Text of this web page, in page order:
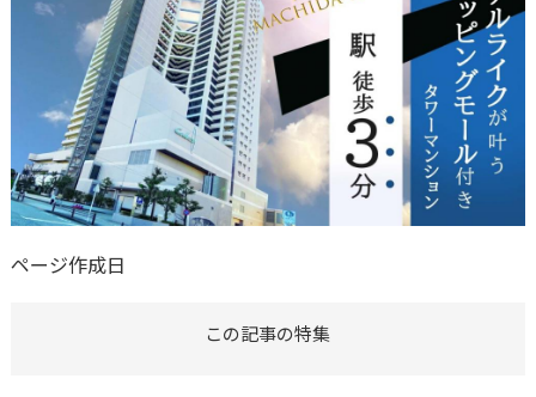
ページ作成日
この記事の特集